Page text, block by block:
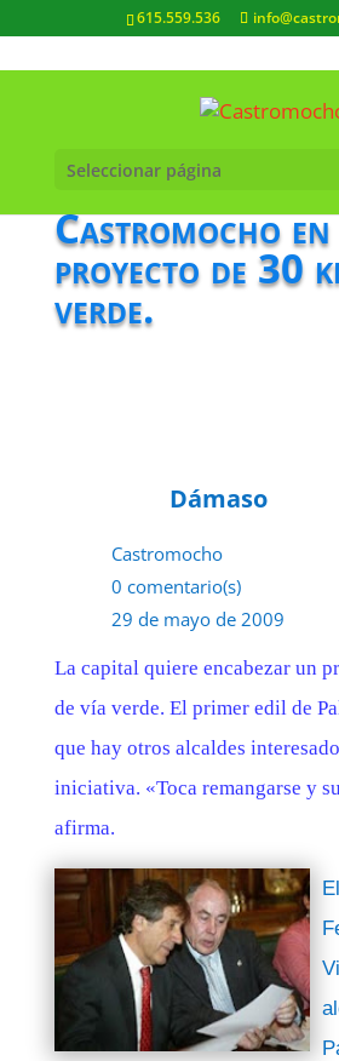
615.559.536
Seleccionar página
Castromocho
proyecto de 30
verde.
Dámaso
Castromocho
0 comentario(s)
29 de mayo de 2009
La capital quiere encabezar un
de vía verde. El primer edil de
que hay otros alcaldes
iniciativa. «Toca remangarse y
afirma.